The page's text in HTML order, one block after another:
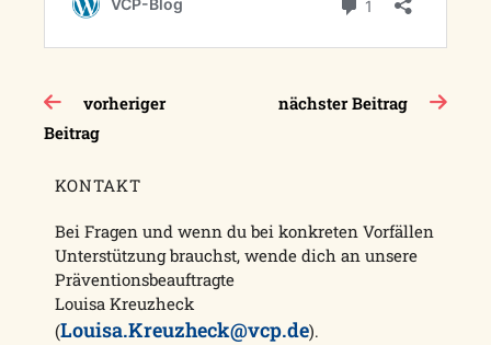
Beitragsnavigation
vorheriger
Beitrag
nächster Beitrag
KONTAKT
Bei Fragen und wenn du bei konkreten Vorfällen
Unterstützung brauchst, wende dich an unsere
Präventionsbeauftragte
Louisa Kreuzheck
(Louisa.Kreuzheck@vcp.de).